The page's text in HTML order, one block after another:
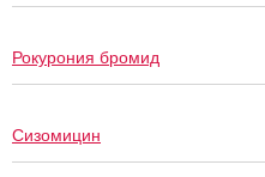
Рокурония бромид
Сизомицин